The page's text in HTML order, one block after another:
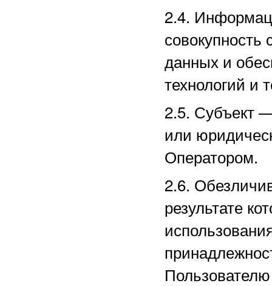
2.4.
данных и
технологий и
2.5. Субъект
или
Оператором.
2.6.
результате